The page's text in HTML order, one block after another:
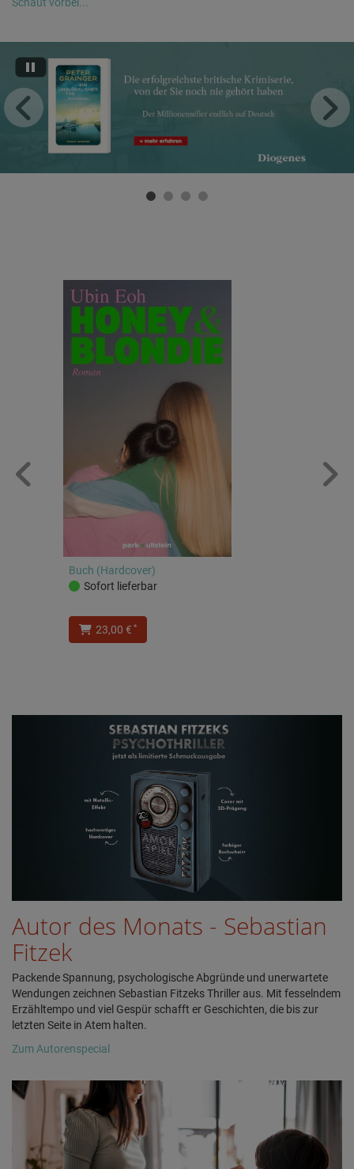
Buch (Hardcover)
Sofort lieferbar
23,00 € *
Autor des Monats - Sebastian
Fitzek
Packende Spannung, psychologische Abgründe und unerwartete
Wendungen zeichnen Sebastian Fitzeks Thriller aus. Mit fesselndem
Erzähltempo und viel Gespür schafft er Geschichten, die bis zur
letzten Seite in Atem halten.
Zum Autorenspecial